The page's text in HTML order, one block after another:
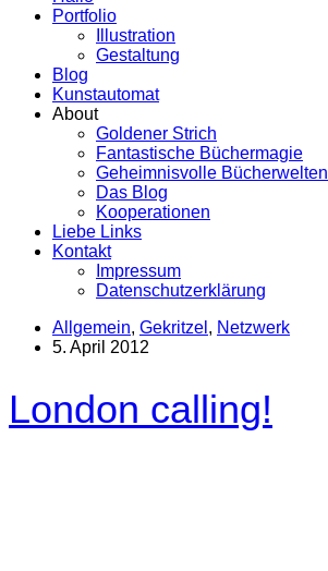
Portfolio
Illustration
Gestaltung
Blog
Kunstautomat
About
Goldener Strich
Fantastische Büchermagie
Geheimnisvolle Bücherwelten
Das Blog
Kooperationen
Liebe Links
Kontakt
Impressum
Datenschutzerklärung
Allgemein, Gekritzel , Netzwerk
5. April 2012
London calling!